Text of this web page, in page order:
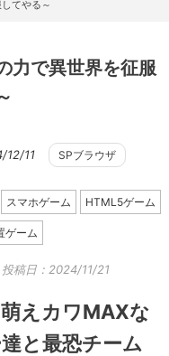
てやる～
力で異世界を征服
12/11 SPブラウザ
スマホゲーム HTML5ゲーム
ゲーム
投稿日：2024/11/21
えカワMAXな
と最恐チーム